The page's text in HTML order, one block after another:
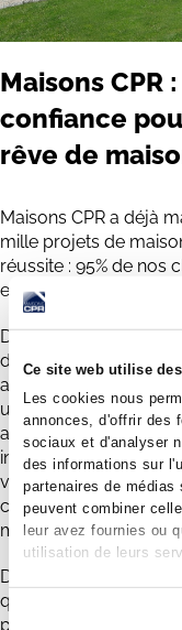
Ce site web utilise
Les cookies nous
annonces, d'offrir des
sociaux et d'analyser
des informations sur
partenaires de
peuvent combiner
leur avez fournies ou
utilisation de leurs
Maisons
confiance
rêve de
Maisons CPR a déjà
mille projets de
réussite : 95% de nos
enthousiasme.
Définition des plans
d’études composé de
accompagnement sur
un courtier
avec le CCMI (contrat
individuelle), + de
vingts collaborateurs
chantier et à la
maison, ...
Découvrez les points
qui met l'accent sur
passionnés. Grâce à